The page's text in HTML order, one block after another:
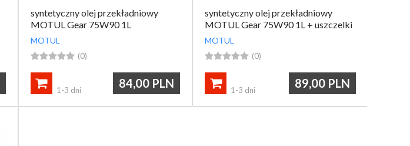
syntetyczny olej przekładniowy
MOTUL Gear 75W90 1L
MOTUL
 (0)
84,00 PLN

1-3 dni
syntetyczny olej przekładniowy
MOTUL Gear 75W90 1L + uszczelki
MOTUL
 (0)
89,00 PLN

1-3 dni